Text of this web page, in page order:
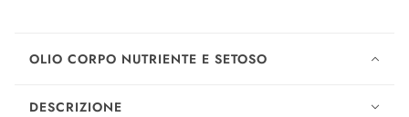
OLIO CORPO NUTRIENTE E SETOSO
DESCRIZIONE